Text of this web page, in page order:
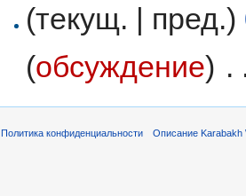
(текущ. | пред.)
(обсуждение) .
Политика конфиденциальности Описание Karabakh